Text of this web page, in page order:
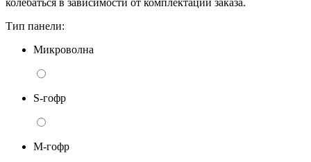
Тип панели:
Микроволна
S-гофр
M-гофр